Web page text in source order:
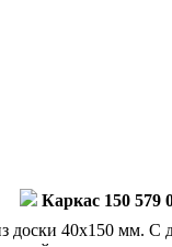
Каркас 150 579
доски 40x150 мм. С